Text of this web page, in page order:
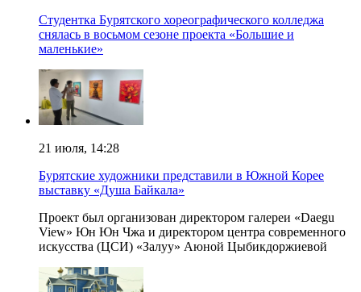
Студентка Бурятского хореографического колледжа
снялась в восьмом сезоне проекта «Большие и
маленькие»
21 июля, 14:28
Бурятские художники представили в Южной Корее
выставку «Душа Байкала»
Проект был организован директором галереи «Daegu
View» Юн Юн Чжа и директором центра современного
искусства (ЦСИ) «Залуу» Аюной Цыбикдоржиевой